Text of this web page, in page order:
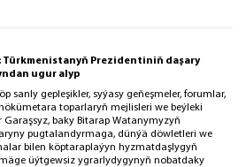
Türkmenistanyň Prezidentiniň daşary
ugur alyp
sanly gepleşikler, syýasy geňeşmeler, forumlar,
toparlaryň mejlisleri we beýleki
Garaşsyz, baky Bitarap Watanymyzyň
pugtalandyrmaga, dünýä döwletleri we
bilen köptaraplaýyn hyzmatdaşlygyň
üýtgewsiz ygrarlydygynyň nobatdaky